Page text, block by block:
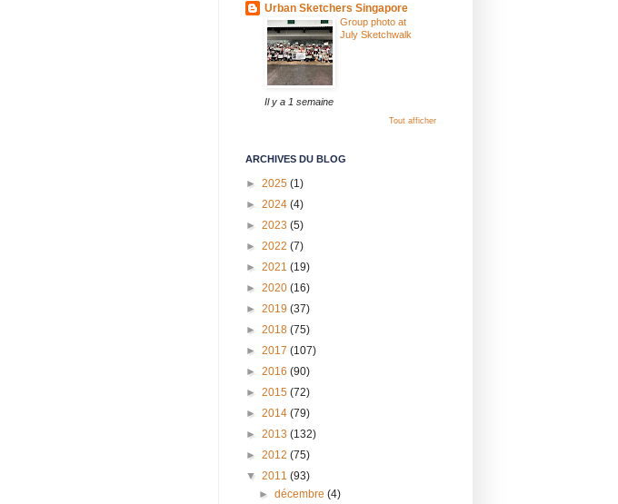
Urban Sketchers Singapore
Group photo at
July Sketchwalk
Il y a 1 semaine
Tout afficher
ARCHIVES DU BLOG
► 2025 (1)
► 2024 (4)
► 2023 (5)
► 2022 (7)
► 2021 (19)
► 2020 (16)
► 2019 (37)
► 2018 (75)
► 2017 (107)
► 2016 (90)
► 2015 (72)
► 2014 (79)
► 2013 (132)
► 2012 (75)
▼ 2011 (93)
►décembre(4)